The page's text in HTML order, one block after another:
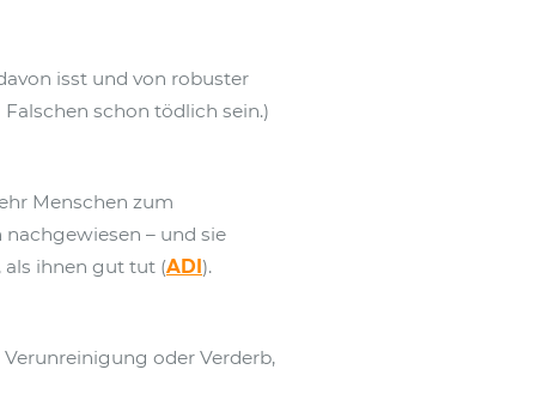
isst und von robuster
schon tödlich sein.)
Menschen zum
– und sie
als ihnen gut tut (ADI).
oder Verderb,